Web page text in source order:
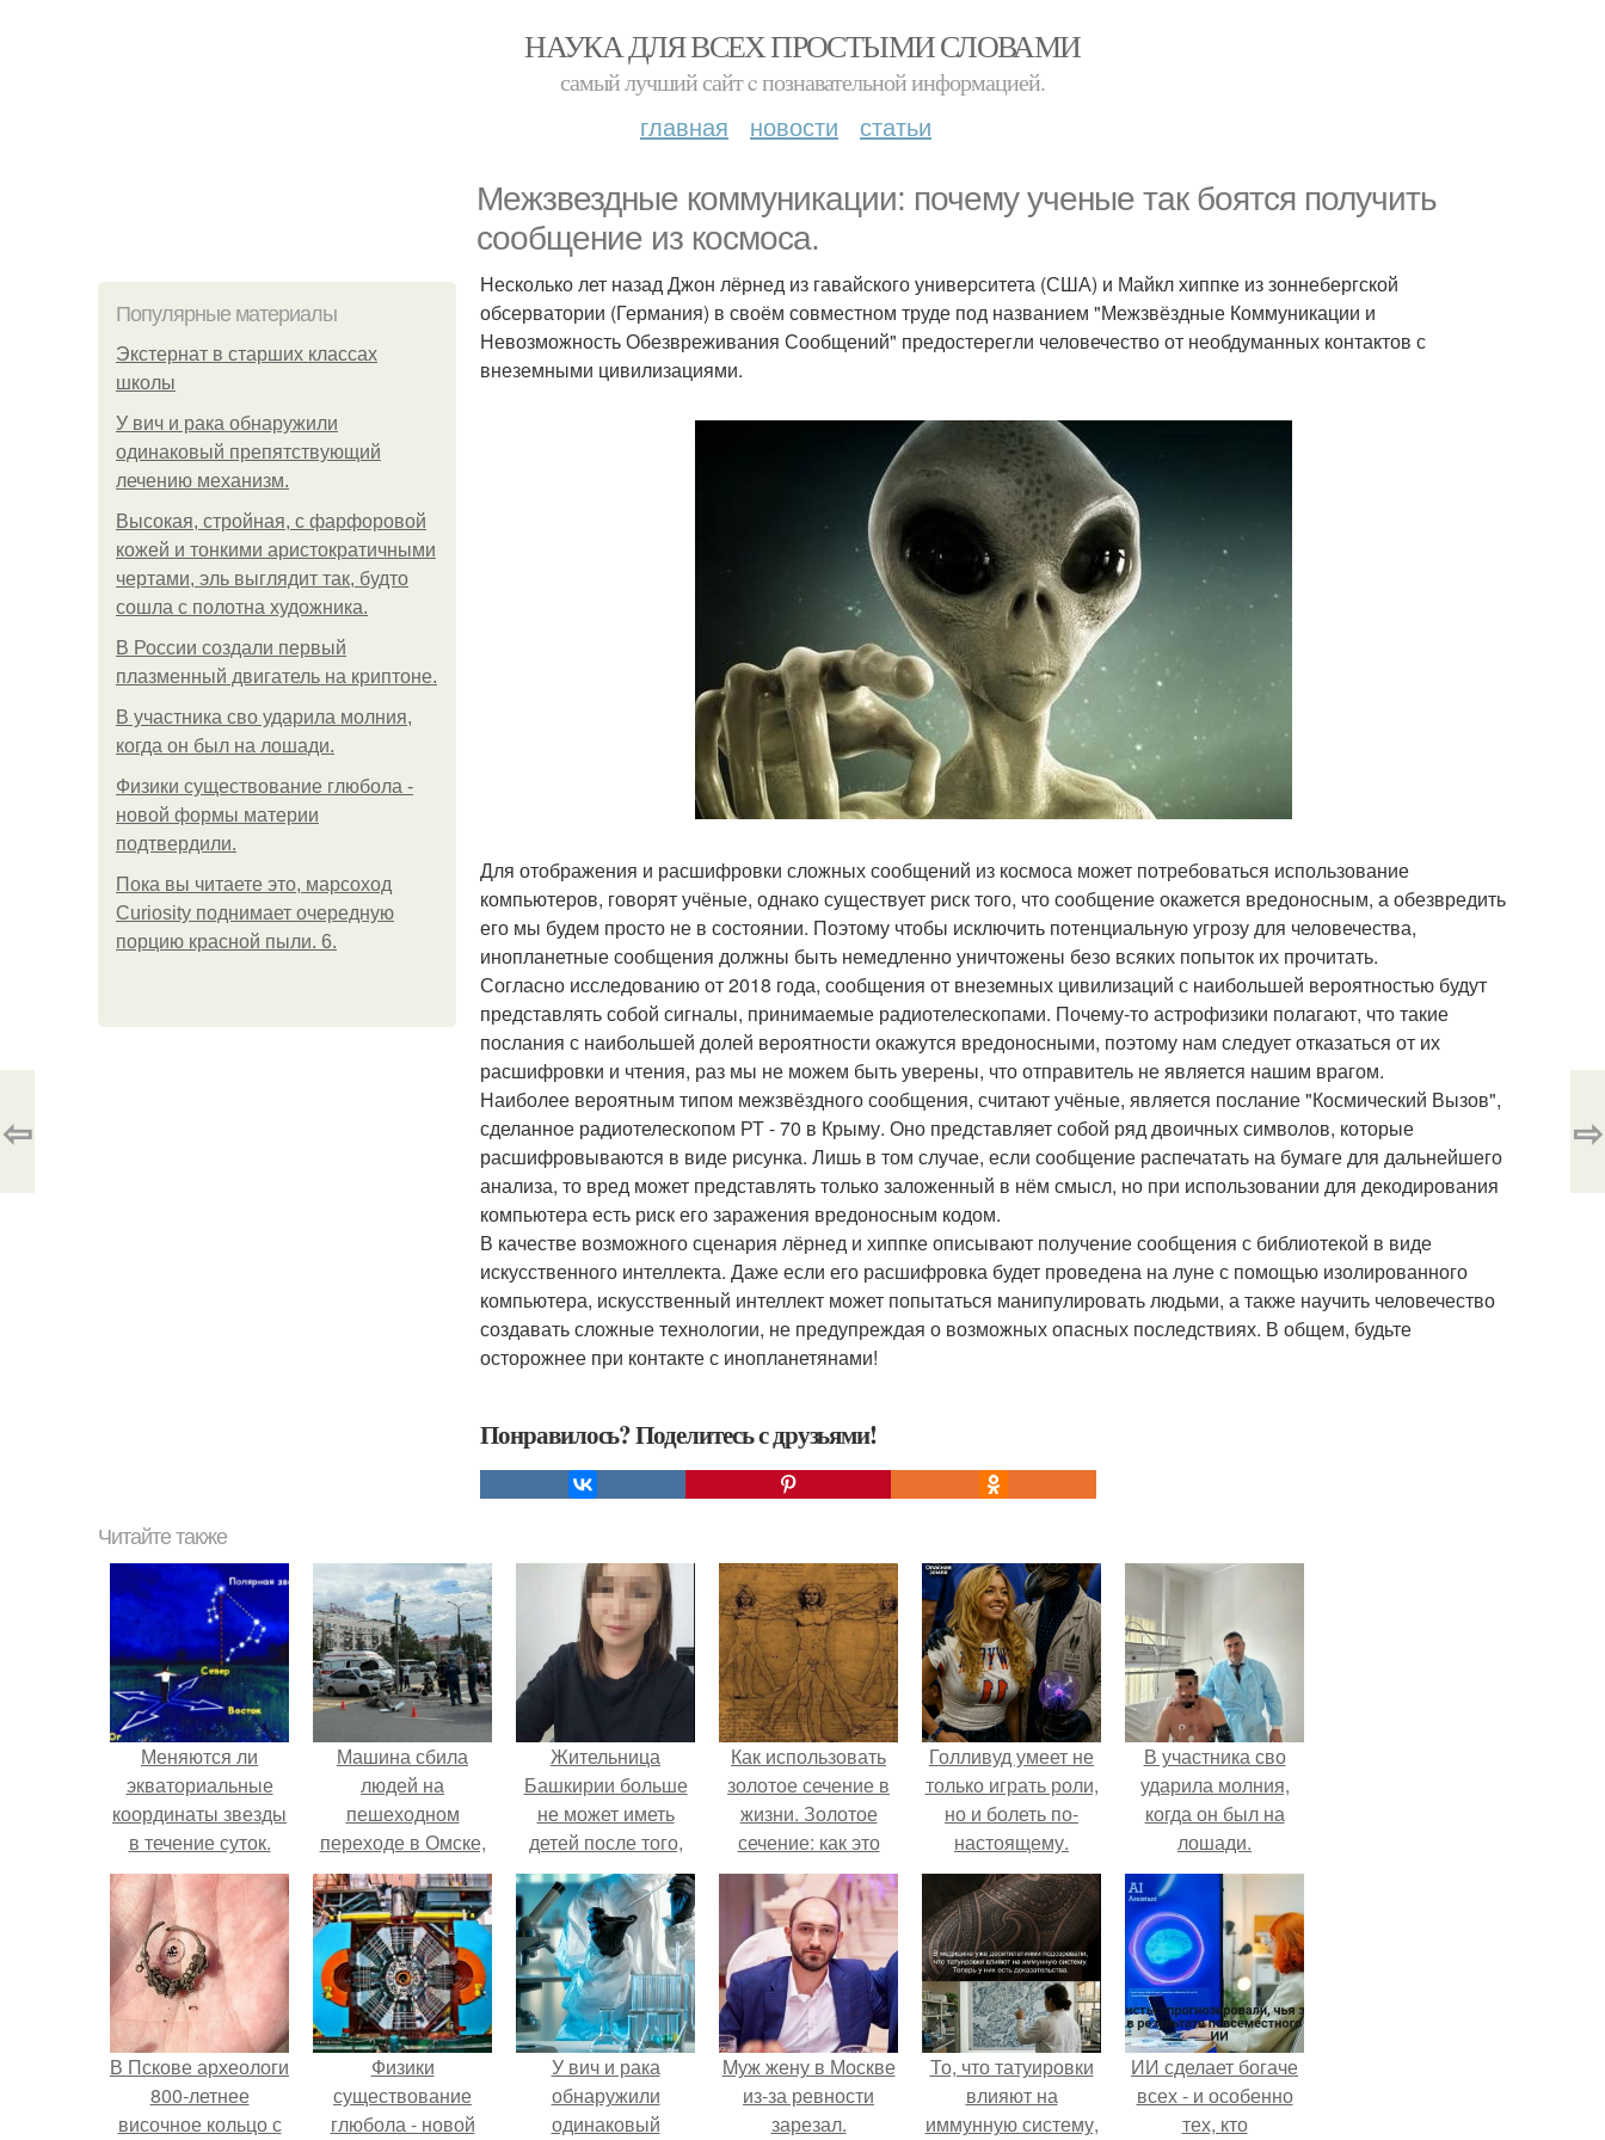
НАУКА ДЛЯ ВСЕХ ПРОСТЫМИ СЛОВАМИ
самый лучший сайт c познавательной информацией.
главная новости статьи
Межзвездные коммуникации: почему ученые так боятся получить
сообщение из космоса.
Популярные материалы
Экстернат в старших классах
школы
У вич и рака обнаружили
одинаковый препятствующий
лечению механизм.
Высокая, стройная, с фарфоровой
кожей и тонкими аристократичными
чертами, эль выглядит так, будто
сошла с полотна художника.
В России создали первый
плазменный двигатель на криптоне.
В участника сво ударила молния,
когда он был на лошади.
Физики существование глюбола -
новой формы материи
подтвердили.
Пока вы читаете это, марсоход
Curiosity поднимает очередную
порцию красной пыли. 6.
Несколько лет назад Джон лёрнед из гавайского университета (США) и Майкл хиппке из зоннебергской
обсерватории (Германия) в своём совместном труде под названием "Межзвёздные Коммуникации и
Невозможность Обезвреживания Сообщений" предостерегли человечество от необдуманных контактов с
внеземными цивилизациями.
Для отображения и расшифровки сложных сообщений из космоса может потребоваться использование
компьютеров, говорят учёные, однако существует риск того, что сообщение окажется вредоносным, а обезвредить
его мы будем просто не в состоянии. Поэтому чтобы исключить потенциальную угрозу для человечества,
инопланетные сообщения должны быть немедленно уничтожены безо всяких попыток их прочитать.
Согласно исследованию от 2018 года, сообщения от внеземных цивилизаций с наибольшей вероятностью будут
представлять собой сигналы, принимаемые радиотелескопами. Почему-то астрофизики полагают, что такие
послания с наибольшей долей вероятности окажутся вредоносными, поэтому нам следует отказаться от их
расшифровки и чтения, раз мы не можем быть уверены, что отправитель не является нашим врагом.
Наиболее вероятным типом межзвёздного сообщения, считают учёные, является послание "Космический Вызов",
сделанное радиотелескопом РТ - 70 в Крыму. Оно представляет собой ряд двоичных символов, которые
расшифровываются в виде рисунка. Лишь в том случае, если сообщение распечатать на бумаге для дальнейшего
анализа, то вред может представлять только заложенный в нём смысл, но при использовании для декодирования
компьютера есть риск его заражения вредоносным кодом.
В качестве возможного сценария лёрнед и хиппке описывают получение сообщения с библиотекой в виде
искусственного интеллекта. Даже если его расшифровка будет проведена на луне с помощью изолированного
компьютера, искусственный интеллект может попытаться манипулировать людьми, а также научить человечество
создавать сложные технологии, не предупреждая о возможных опасных последствиях. В общем, будьте
осторожнее при контакте с инопланетянами!
Понравилось? Поделитесь с друзьями!
⇦ ⇨
Читайте также
Меняются ли
экваториальные
координаты звезды
в течение суток.
Определение
географических
координат по
звездам.
Машина сбила
людей на
пешеходном
переходе в Омске,
пострадали 8
человек.
Жительница
Башкирии больше
не может иметь
детей после того,
как медики сделали
ей аборт на шестом
месяце
беременности и
оставили в матке
плаценту.
Как использовать
золотое сечение в
жизни. Золотое
сечение: как это
работает.
Голливуд умеет не
только играть роли,
но и болеть по-
настоящему.
В участника сво
ударила молния,
когда он был на
лошади.
В Пскове археологи
800-летнее
височное кольцо с
Физики
существование
глюбола - новой
У вич и рака
обнаружили
одинаковый
Mуж жену в Москве
из-за ревности
зарезал.
То, что татуировки
влияют на
иммунную систему,
ИИ сделает богаче
всех - и особенно
тех, кто